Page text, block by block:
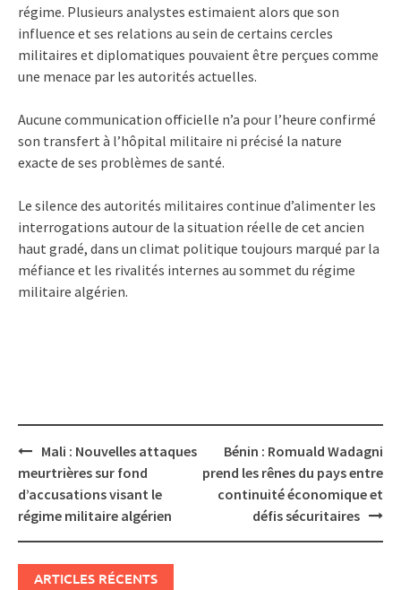
régime. Plusieurs analystes estimaient alors que son
influence et ses relations au sein de certains cercles
militaires et diplomatiques pouvaient être perçues comme
une menace par les autorités actuelles.
Aucune communication officielle n’a pour l’heure confirmé
son transfert à l’hôpital militaire ni précisé la nature
exacte de ses problèmes de santé.
Le silence des autorités militaires continue d’alimenter les
interrogations autour de la situation réelle de cet ancien
haut gradé, dans un climat politique toujours marqué par la
méfiance et les rivalités internes au sommet du régime
militaire algérien.
Post
navigation
Mali : Nouvelles attaques
meurtrières sur fond
d’accusations visant le
régime militaire algérien
Bénin : Romuald Wadagni
prend les rênes du pays entre
continuité économique et
défis sécuritaires
ARTICLES RÉCENTS